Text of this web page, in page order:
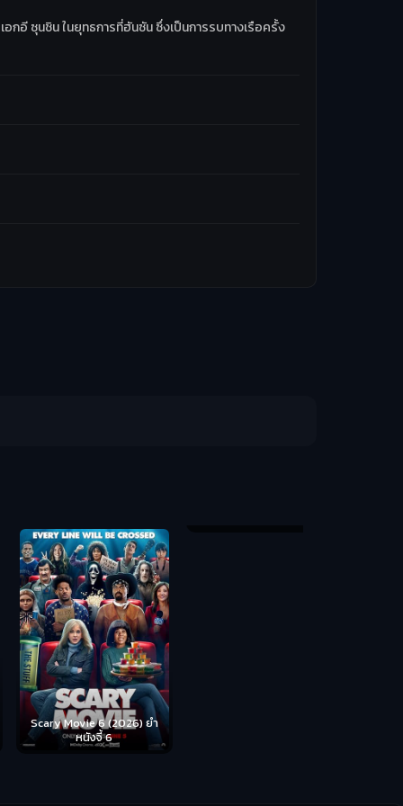
กอี ซุนชิน ในยุทธการที่ฮันซัน ซึ่งเป็นการรบทางเรือครั้ง
Movie 6 (2026) ยำ
หนังจี้ 6
Disclosure Day (2026) วัน